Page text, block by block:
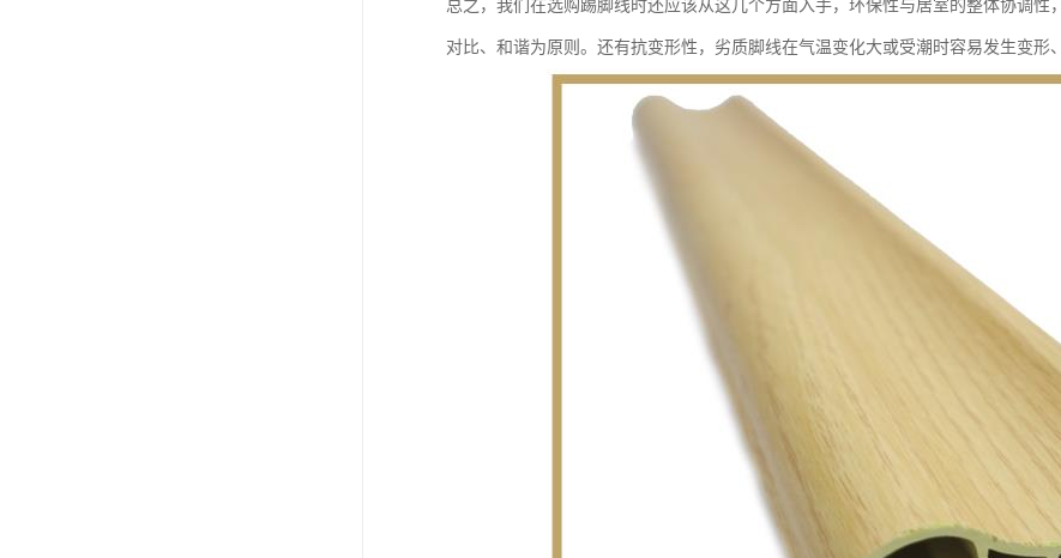
总之，我们在选购踢脚线时还应该从这几个方面入手，环保性与居室的整体协调
对比、和谐为原则。还有抗变形性，劣质脚线在气温变化大或受潮时容易发生变形